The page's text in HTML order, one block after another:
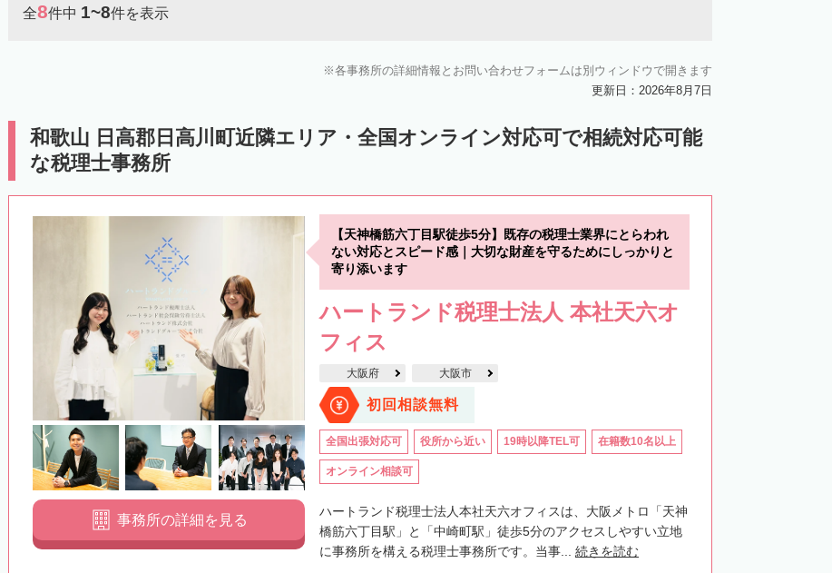
全8件中 1~8件を表示
各事務所の詳細情報とお問い合わせフォームは別ウィンドウで開きます
更新日：2026年8月7日
和歌山 日高郡日高川町近隣エリア・全国オンライン対応可で相続対応可能
な税理士事務所
【天神橋筋六丁目駅徒歩5分】既存の税理士業界にとらわれ
ない対応とスピード感｜大切な財産を守るためにしっかりと
寄り添います
ハートランド税理士法人 本社天六オ
フィス
大阪府 大阪市
初回相談無料
全国出張対応可 役所から近い 19時以降TEL可 在籍数10名以上
オンライン相談可
ハートランド税理士法人本社天六オフィスは、大阪メトロ「天神
橋筋六丁目駅」と「中崎町駅」徒歩5分のアクセスしやすい立地
に事務所を構える税理士事務所です。当事... 続きを読む
事務所の詳細を見る